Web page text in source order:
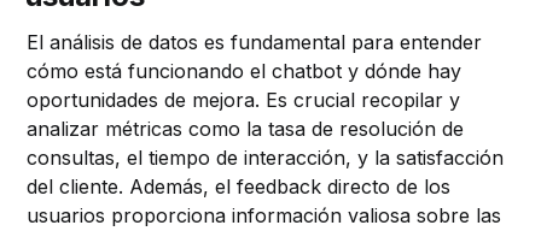
El análisis de datos es fundamental para entender
cómo está funcionando el chatbot y dónde hay
oportunidades de mejora. Es crucial recopilar y
analizar métricas como la tasa de resolución de
consultas, el tiempo de interacción, y la satisfacción
del cliente. Además, el feedback directo de los
usuarios proporciona información valiosa sobre las